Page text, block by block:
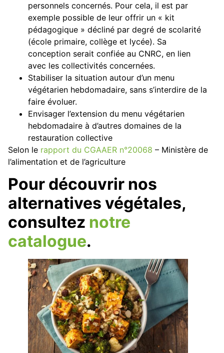
personnels concernés. Pour cela, il est par
exemple possible de leur offrir un « kit
pédagogique » décliné par degré de scolarité
(école primaire, collège et lycée). Sa
conception serait confiée au CNRC, en lien
avec les collectivités concernées.
Stabiliser la situation autour d’un menu
végétarien hebdomadaire, sans s’interdire de la
faire évoluer.
Envisager l’extension du menu végétarien
hebdomadaire à d’autres domaines de la
restauration collective
Selon le rapport du CGAAER n°20068 – Ministère de
l’alimentation et de l’agriculture
Pour découvrir nos
alternatives végétales,
consultez notre
catalogue.